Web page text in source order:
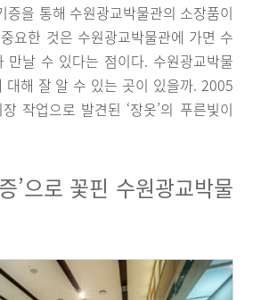
증을 통해 수원광교박물관의 소장품이
요한 것은 수원광교박물관에 가면 수
만날 수 있다는 점이다. 수원광교박물
대해 잘 알 수 있는 곳이 있을까. 2005
작업으로 발견된 ‘장옷’의 푸른빛이
’으로 꽃핀 수원광교박물